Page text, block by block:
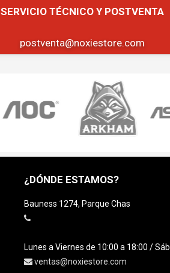
postventa@noxiestore.com
¿DÓNDE ESTAMOS?
Bauness 1274, Parque Chas
Lunes a Viernes de 10:00 a 18:00 /
ventas@noxiestore.com